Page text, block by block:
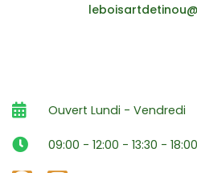
Ouvert Lundi - Vendredi
09:00 - 12:00 - 13:30 - 18:00